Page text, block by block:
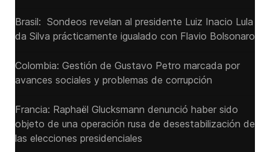
Brasil: Sondeos revelan al presidente Luiz Inacio Lula
da Silva prácticamente igualado con Flavio Bolsonaro
Colombia: Gestión de Gustavo Petro marcada por
avances sociales y problemas de corrupción
Francia: Raphaël Glucksmann denunció haber sido
objeto de una operación rusa de desestabilización de
las elecciones presidenciales